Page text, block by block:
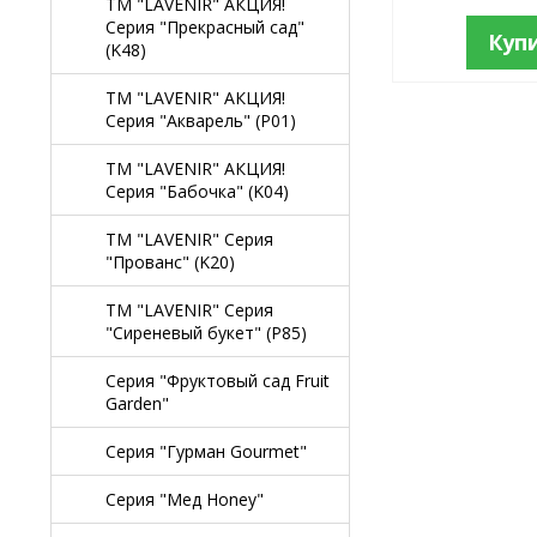
Серия "Прекрасный сад"
(K48)
TM "LAVENIR" АКЦИЯ!
Серия "Акварель" (P01)
TM "LAVENIR" АКЦИЯ!
Серия "Бабочка" (K04)
TM "LAVENIR" Серия
"Прованс" (K20)
TM "LAVENIR" Серия
"Сиреневый букет" (P85)
Серия "Фруктовый сад Fruit
Garden"
Серия "Гурман Gourmet"
Серия "Мед Honey"